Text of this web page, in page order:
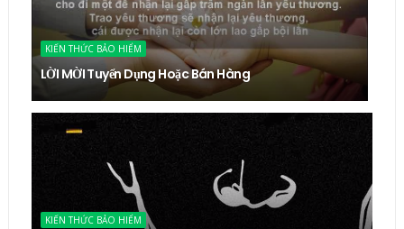
KIẾN THỨC BẢO HIỂM
LỜI MỜI Tuyển Dụng Hoặc Bán Hàng
KIẾN THỨC BẢO HIỂM